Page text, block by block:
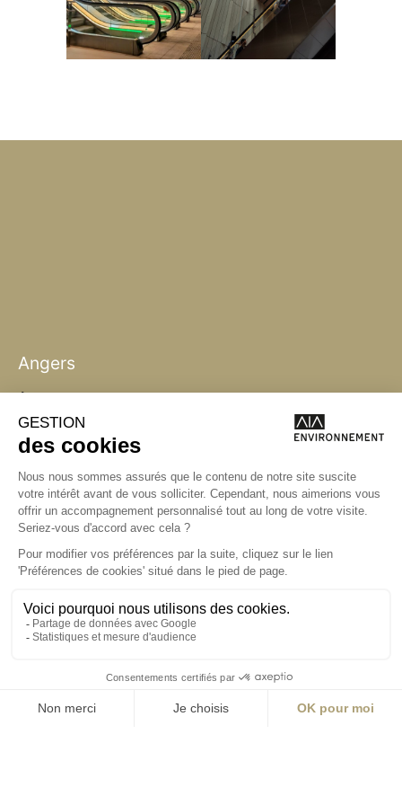
Angers
Lyon
Nantes
Angers
La Station A
14 Boulevard
Yvonne Poirel
49000 Angers
T +33 (0)2 41 36
88 50
Écrire
environnement@aialifedesigners.fr